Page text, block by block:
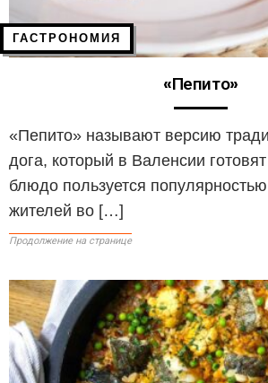
ГАСТРОНОМИЯ
«Пепито»
«Пепито» называют версию
дога, который в Валенсии
блюдо пользуется
жителей во […]
Продолжение на странице